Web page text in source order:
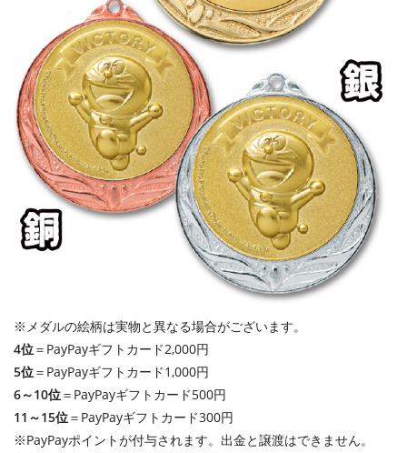
※メダルの絵柄は実物と異なる場合がございます。
4位＝PayPayギフトカード2,000円
5位＝PayPayギフトカード1,000円
6～10位＝PayPayギフトカード500円
11～15位＝PayPayギフトカード300円
※PayPayポイントが付与されます。出金と譲渡はできません。